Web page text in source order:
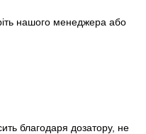
нашого менеджера або
благодаря дозатору, не